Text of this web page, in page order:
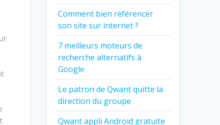
Comment bien référencer
son site sur internet ?
7 meilleurs moteurs de
recherche alternatifs à
Google
Le patron de Qwant quitte la
direction du groupe
Qwant appli Android gratuite